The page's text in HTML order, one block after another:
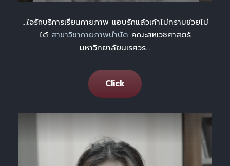
…ใจรักบริการเรียนกายภาพ แอบรักแล้วเค้าไม่ทราบช่วยไม่
ได้สาขาวิชากายภาพบำบัด คณะสหเวชศาสตร์
มหาวิทยาลัยนเรศวร…
Click